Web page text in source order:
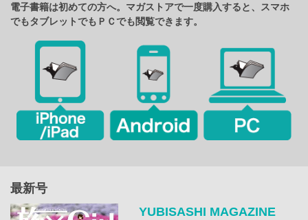
電子書籍は初めての方へ。マガストアで一度購入すると、スマホ
でもタブレットでもＰＣでも閲覧できます。
最新号
YUBISASHI MAGAZINE